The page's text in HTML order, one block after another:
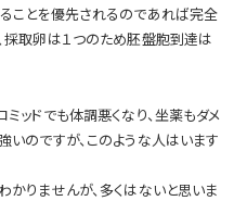
ことを優先されるのであれば完全
採取卵は１つのため胚盤胞到達は
ッドでも体調悪くなり、坐薬もダメ
いのですが、このような人はいます
りませんが、多くはないと思いま